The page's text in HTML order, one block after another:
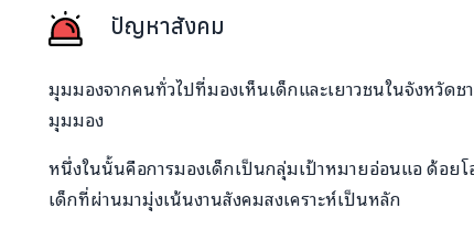
ปัญหาสังคม
มุมมองจากคนทั่วไปที่มองเห็นเด็กและเยาวชนในจังหวัด
มุมมอง
หนึ่งในนั้นคือการมองเด็กเป็นกลุ่มเป้าหมายอ่อนแอ ด้อยโ
เด็กที่ผ่านมามุ่งเน้นงานสังคมสงเคราะห์เป็นหลัก